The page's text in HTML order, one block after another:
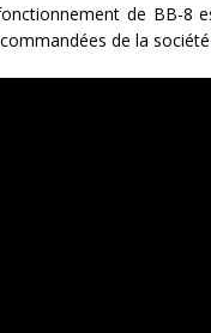
de BB-8
de la société